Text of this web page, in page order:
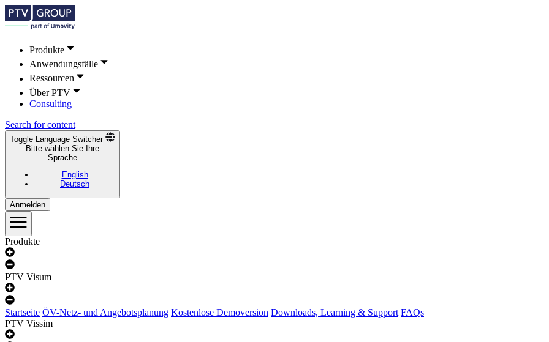
Produkte
Anwendungsfälle
Ressourcen
Über PTV
Consulting
Search for content
Toggle Language Switcher
Bitte wählen Sie Ihre
Sprache
English
Deutsch
Anmelden
Produkte
PTV Visum
Startseite ÖV-Netz- und Angebotsplanung Kostenlose Demoversion Downloads, Learning & Support FAQs
PTV Vissim